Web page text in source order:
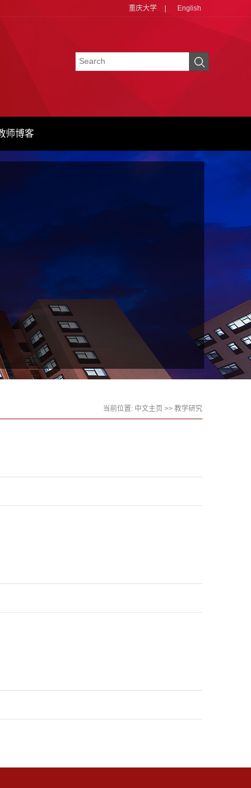
重庆大学 English
师博客
当前位置: 中文主页 >> 教学研究